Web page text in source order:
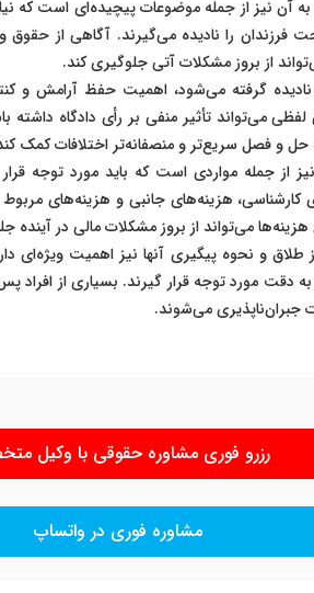
آن نیز از جمله موضوعات پیچیده‌ای است که
را نادیده می‌گیرند. آگاهی از حقوق
از بروز مشکلات آتی جلوگیری کند.
گرفته می‌شود، اهمیت حفظ آرامش و
لفظی می‌تواند تأثیر منفی بر رأی دادگاه
حل و فصل سریع‌تر و منصفانه‌تر اختلافات کمک
از جمله مواردی است که باید مورد توجه
کارشناسی، هزینه‌های جانبی و هزینه‌های
می‌تواند از بروز مشکلات مالی در آینده
و نحوه پیگیری آنها نیز اهمیت ویژه‌ای
دقت مورد توجه قرار گیرند. بسیاری از افراد
جبران‌ناپذیری می‌شوند.
رزرو فوری مشاوره حقوقی با وکیل
مشاوره فوری در واتساپ